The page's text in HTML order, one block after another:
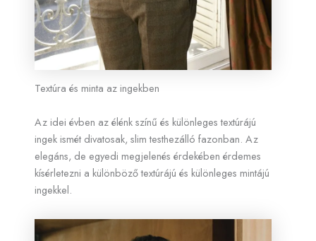
Textúra és minta az ingekben
Az idei évben az élénk színű és különleges textúrájú
ingek ismét divatosak, slim testhezálló fazonban. Az
elegáns, de egyedi megjelenés érdekében érdemes
kísérletezni a különböző textúrájú és különleges mintájú
ingekkel.